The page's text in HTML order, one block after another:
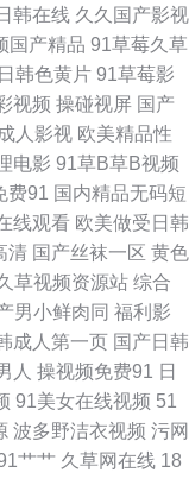
人成成人 91在线视频导
费抖阴在线 日日夜夜看
三级无码片 91第一福
一区 欧美一级方 午夜av
女视频不卡 三级片中日
美肏屄狂欢 深夜福利
香蕉福利社 91撸社区 亚
看黄官网 激情九九久久
韩在线 久久国产影视
国产精品 91草莓久草
韩色黄片 91草莓影
视频 操碰视屏 国产
人影视 欧美精品性
电影 91草B草B视频
费91 国内精品无码短
线观看 欧美做受日韩
清 国产丝袜一区 黄色
草视频资源站 综合
男小鲜肉同 福利影
成人第一页 国产日韩
人 操视频免费91 日
91美女在线视频 51
波多野洁衣视频 污网
艹艹 久草网在线 18